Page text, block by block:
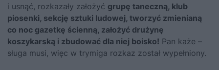
i usnąć, rozkazały założyć grupę taneczną, klub
piosenki, sekcję sztuki ludowej, tworzyć zmienianą
co noc gazetkę ścienną, założyć drużynę
koszykarską i zbudować dla niej boisko! Pan każe –
sługa musi, więc w trymiga rozkaz został wypełniony.